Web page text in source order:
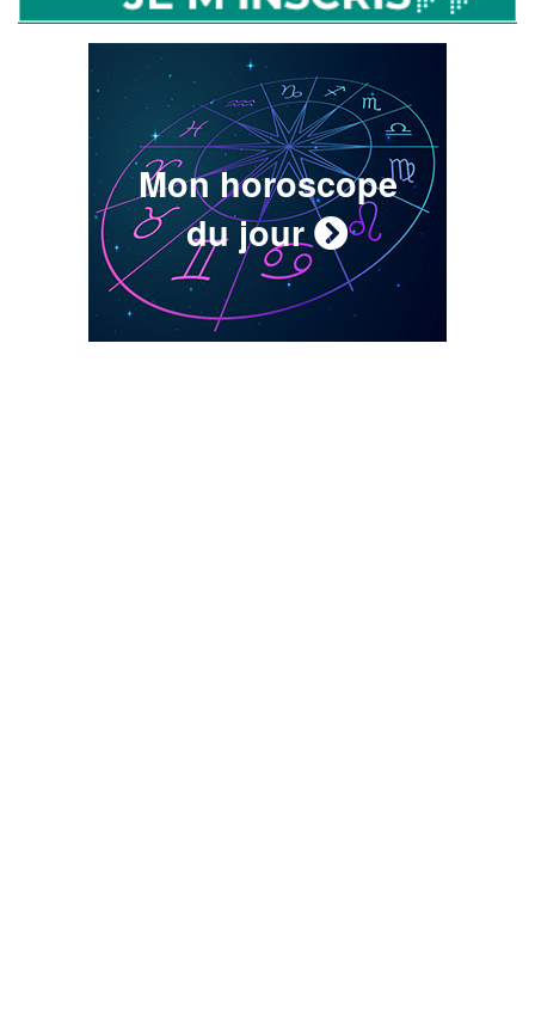
Mon horoscope
du jour